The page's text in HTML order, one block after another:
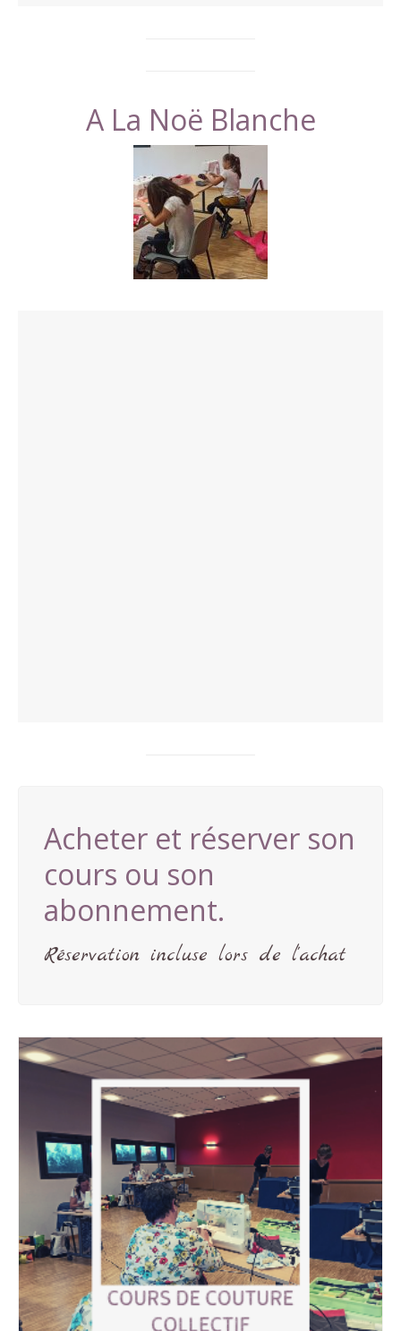
A La Noë Blanche
Acheter et réserver son
cours ou son
abonnement.
Réservation incluse lors de l'achat